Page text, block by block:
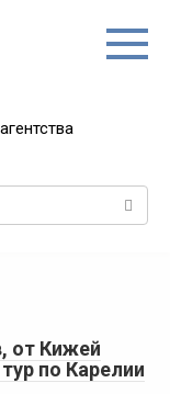
от Кижей
по Карелии